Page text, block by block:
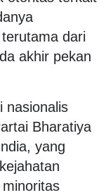
dari
akhir pekan
nasionalis
Bharatiya
yang